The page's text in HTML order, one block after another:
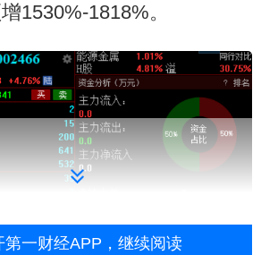
1530%-1818%。
第一财经APP，继续阅读